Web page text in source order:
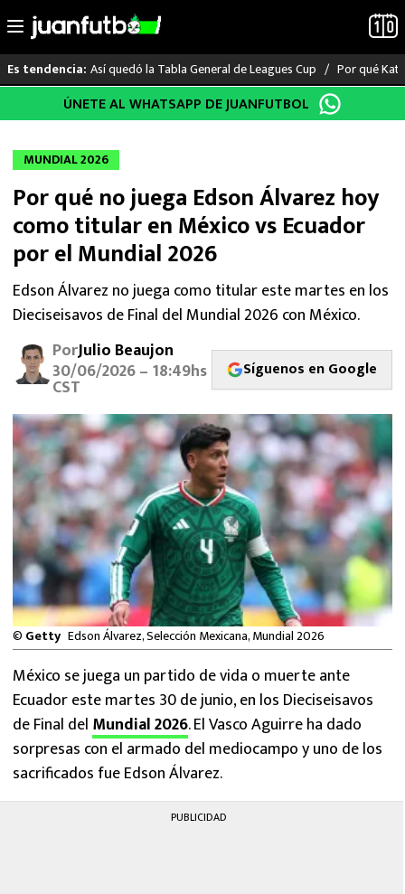
al
Es tendencia: Así quedó la Tabla General de Leagues Cup Por qué
LO ÚLTIMO
LIGA MX
RAYADOS
PUMAS
ATLANTE
FUTBOL INTERNACIONAL
MEXICANOS EN EL EXTRANJERO
FUTBOL ESTUFA
FÓRMULA 1
BOXEO
LIGA MX
NFL
ÚNETE AL WHATSAPP DE JUANFUTBOL
MUNDIAL 2026
Por qué no juega Edson Álvarez hoy
como titular en México vs Ecuador
por el Mundial 2026
Edson Álvarez no juega como titular este martes en los
Dieciseisavos de Final del Mundial 2026 con México.
PorJulio Beaujon
30/06/2026 – 18:49hs
CST
Síguenos en Google
© Getty Edson Álvarez, Selección Mexicana, Mundial 2026
México se juega un partido de vida o muerte ante
Ecuador este martes 30 de junio, en los Dieciseisavos
de Final del Mundial 2026. El Vasco Aguirre ha dado
sorpresas con el armado del mediocampo y uno de los
sacrificados fue Edson Álvarez.
PUBLICIDAD